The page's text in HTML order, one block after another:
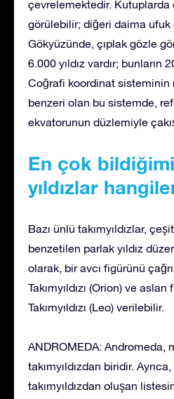
çevrelemektedir. Kutuplarda
görülebilir; diğeri daima ufuk
Gökyüzünde, çıplak gözle
6.000 yıldız vardır; bunların
Coğrafi koordinat sisteminin
benzeri olan bu sistemde,
ekvatorunun düzlemiyle
En çok
yıldızlar
Bazı ünlü takımyıldızlar,
benzetilen parlak yıldız
olarak, bir avcı figürünü
Takımyıldızı (Orion) ve
Takımyıldızı (Leo) verilebilir.
ANDROMEDA: Andromeda,
takımyıldızdan biridir.
takımyıldızdan oluşan